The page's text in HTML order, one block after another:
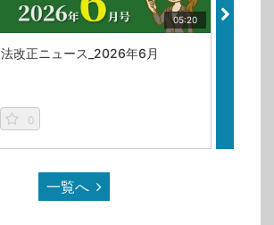
05:20
改正ニュース_2026年6月
0
一覧へ